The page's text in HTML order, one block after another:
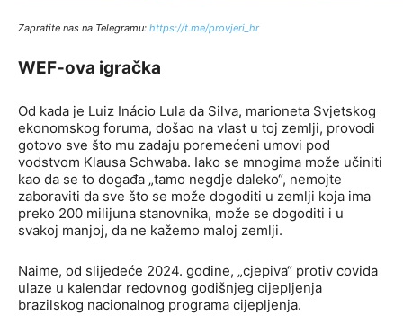
Zapratite nas na Telegramu: https://t.me/provjeri_hr
WEF-ova igračka
Od kada je Luiz Inácio Lula da Silva, marioneta Svjetskog
ekonomskog foruma, došao na vlast u toj zemlji, provodi
gotovo sve što mu zadaju poremećeni umovi pod
vodstvom Klausa Schwaba. Iako se mnogima može učiniti
kao da se to događa „tamo negdje daleko“, nemojte
zaboraviti da sve što se može dogoditi u zemlji koja ima
preko 200 milijuna stanovnika, može se dogoditi i u
svakoj manjoj, da ne kažemo maloj zemlji.
Naime, od slijedeće 2024. godine, „cjepiva“ protiv covida
ulaze u kalendar redovnog godišnjeg cijepljenja
brazilskog nacionalnog programa cijepljenja.